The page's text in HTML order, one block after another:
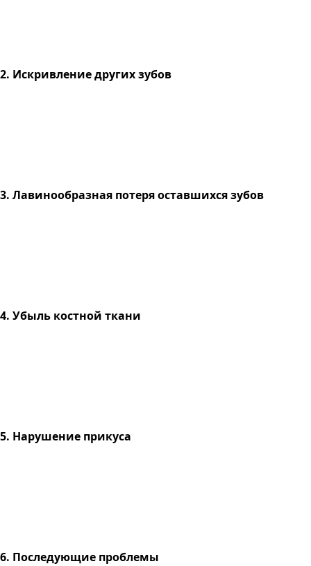
2. Искривление других зубов
3. Лавинообразная потеря оставшихся зубов
4. Убыль костной ткани
5. Нарушение прикуса
6. Последующие проблемы